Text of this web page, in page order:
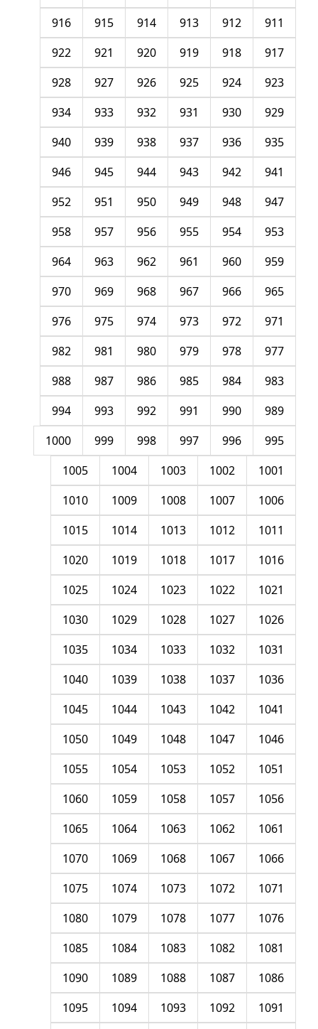
911
912
913
914
915
916
917
918
919
920
921
922
923
924
925
926
927
928
929
930
931
932
933
934
935
936
937
938
939
940
941
942
943
944
945
946
947
948
949
950
951
952
953
954
955
956
957
958
959
960
961
962
963
964
965
966
967
968
969
970
971
972
973
974
975
976
977
978
979
980
981
982
983
984
985
986
987
988
989
990
991
992
993
994
995
996
997
998
999
1000
1001
1002
1003
1004
1005
1006
1007
1008
1009
1010
1011
1012
1013
1014
1015
1016
1017
1018
1019
1020
1021
1022
1023
1024
1025
1026
1027
1028
1029
1030
1031
1032
1033
1034
1035
1036
1037
1038
1039
1040
1041
1042
1043
1044
1045
1046
1047
1048
1049
1050
1051
1052
1053
1054
1055
1056
1057
1058
1059
1060
1061
1062
1063
1064
1065
1066
1067
1068
1069
1070
1071
1072
1073
1074
1075
1076
1077
1078
1079
1080
1081
1082
1083
1084
1085
1086
1087
1088
1089
1090
1091
1092
1093
1094
1095